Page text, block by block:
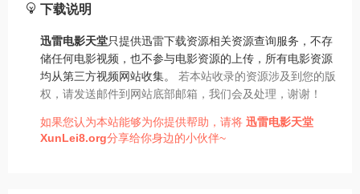
下载说明
迅雷电影天堂只提供迅雷下载资源相关资源查询服务，不存
储任何电影视频，也不参与电影资源的上传，所有电影资源
均从第三方视频网站收集。 若本站收录的资源涉及到您的版
权，请发送邮件到网站底部邮箱，我们会及处理，谢谢！
如果您认为本站能够为你提供帮助，请将 迅雷电影天堂
XunLei8.org分享给你身边的小伙伴~